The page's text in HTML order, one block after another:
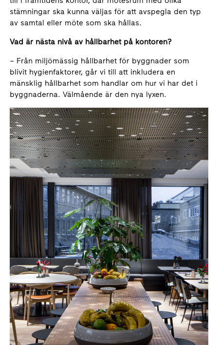
stämningar ska kunna väljas för att avspegla den typ
av samtal eller möte som ska hållas.
Vad är nästa nivå av hållbarhet på kontoren?
– Från miljömässig hållbarhet för byggnader som
blivit hygienfaktorer, går vi till att inkludera en
mänsklig hållbarhet som handlar om hur vi har det i
byggnaderna. Välmående är den nya lyxen.